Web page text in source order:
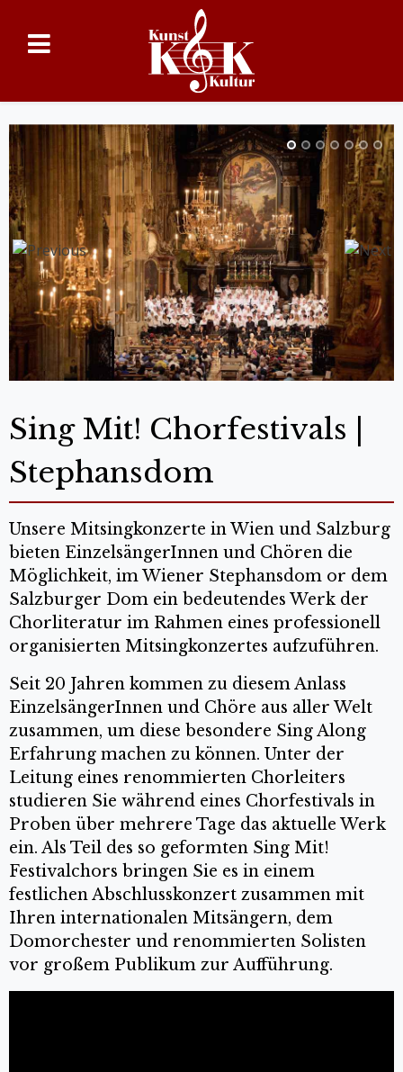
Sing Mit! Chorfestivals |
Stephansdom
Unsere Mitsingkonzerte in Wien und Salzburg
bieten EinzelsängerInnen und Chören die
Möglichkeit, im Wiener Stephansdom or dem
Salzburger Dom ein bedeutendes Werk der
Chorliteratur im Rahmen eines professionell
organisierten Mitsingkonzertes aufzuführen.
Seit 20 Jahren kommen zu diesem Anlass
EinzelsängerInnen und Chöre aus aller Welt
zusammen, um diese besondere Sing Along
Erfahrung machen zu können. Unter der
Leitung eines renommierten Chorleiters
studieren Sie während eines Chorfestivals in
Proben über mehrere Tage das aktuelle Werk
ein. Als Teil des so geformten Sing Mit!
Festivalchors bringen Sie es in einem
festlichen Abschlusskonzert zusammen mit
Ihren internationalen Mitsängern, dem
Domorchester und renommierten Solisten
vor großem Publikum zur Aufführung.